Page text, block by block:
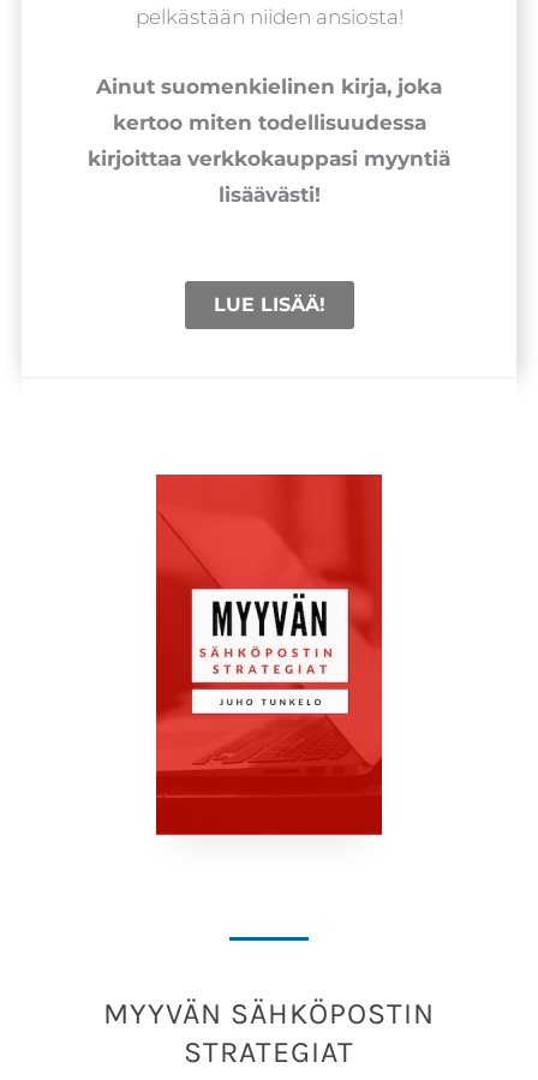
pelkästään niiden ansiosta!
Ainut suomenkielinen kirja, joka
kertoo miten todellisuudessa
kirjoittaa verkkokauppasi myyntiä
lisäävästi!
LUE LISÄÄ!
MYYVÄN SÄHKÖPOSTIN
STRATEGIAT